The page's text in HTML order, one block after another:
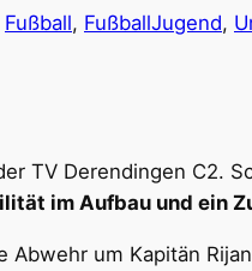
Fußball, FußballJugend,
TV Derendingen C2.
im Aufbau und ein
um Kapitän